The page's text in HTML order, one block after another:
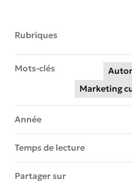
Rubriques
Mots-clés
Marketing
Année
Temps de lecture
Partager sur